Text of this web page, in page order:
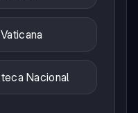
Nacional